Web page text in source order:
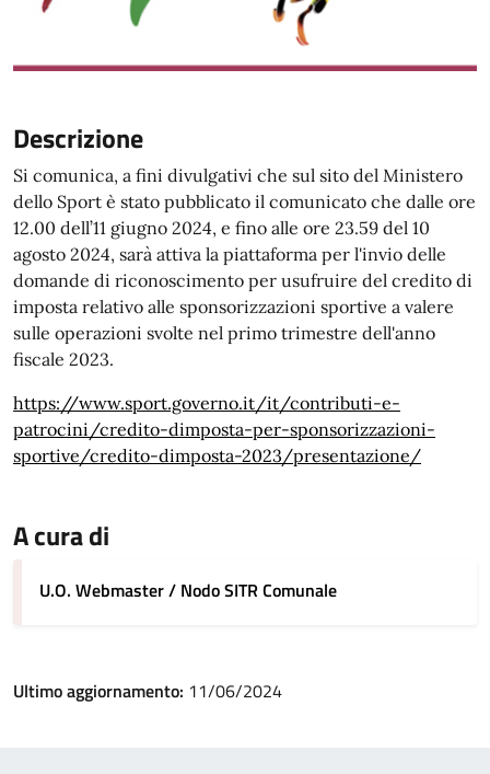
Descrizione
Si comunica, a fini divulgativi che sul sito del Ministero
dello Sport è stato pubblicato il comunicato che dalle ore
12.00 dell’11 giugno 2024, e fino alle ore 23.59 del 10
agosto 2024, sarà attiva la piattaforma per l'invio delle
domande di riconoscimento per usufruire del credito di
imposta relativo alle sponsorizzazioni sportive a valere
sulle operazioni svolte nel primo trimestre dell'anno
fiscale 2023.
https://www.sport.governo.it/it/contributi-e-
patrocini/credito-dimposta-per-sponsorizzazioni-
sportive/credito-dimposta-2023/presentazione/
A cura di
U.O. Webmaster / Nodo SITR Comunale
Ultimo aggiornamento: 11/06/2024